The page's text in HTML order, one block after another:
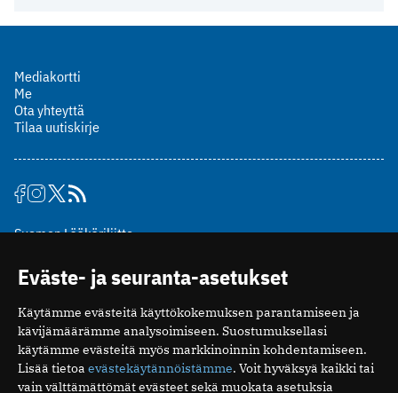
Mediakortti
Me
Ota yhteyttä
Tilaa uutiskirje
Suomen Lääkäriliitto
00510 Helsinki
puh. (09) 393 091
toimitus@potilaanlaakarilehti.fi
ISSN 2323-9476
Eväste- ja seuranta-asetukset
Käytämme evästeitä käyttökokemuksen parantamiseen ja
kävijämäärämme analysoimiseen. Suostumuksellasi
käytämme evästeitä myös markkinoinnin kohdentamiseen.
Lisää tietoa evästekäytännöistämme. Voit hyväksyä kaikki tai
vain välttämättömät evästeet sekä muokata asetuksia